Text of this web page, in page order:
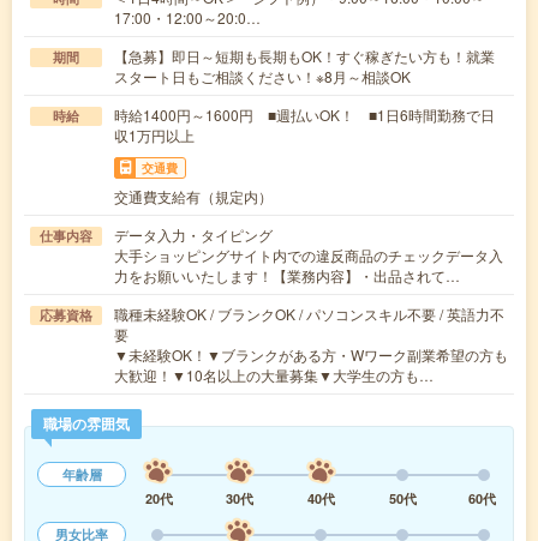
17:00・12:00～20:0…
期間
【急募】即日～短期も長期もOK！すぐ稼ぎたい方も！就業
スタート日もご相談ください！※8月～相談OK
時給
時給1400円～1600円 ■週払いOK！ ■1日6時間勤務で日
収1万円以上
交通費
交通費支給有（規定内）
仕事内容
データ入力・タイピング
大手ショッピングサイト内での違反商品のチェックデータ入
力をお願いいたします！【業務内容】・出品されて…
応募資格
職種未経験OK / ブランクOK / パソコンスキル不要 / 英語力不
要
▼未経験OK！▼ブランクがある方・Wワーク副業希望の方も
大歓迎！▼10名以上の大量募集▼大学生の方も…
職場の雰囲気
年齢層
20代
30代 40代 50代
60代
男女比率